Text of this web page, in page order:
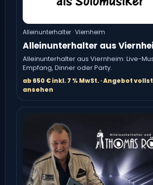
Alleinunterhalter · Viernheim
Alleinunterhalter aus
Alleinunterhalter aus Viernheim: Live-
Empfang, Dinner oder Party.
ab 650 € inkl. 7 % MwSt. · Angebot
ansehen